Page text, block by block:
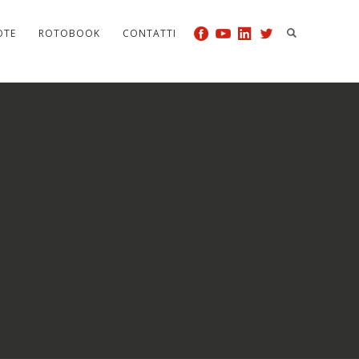
ROTOBOOK CONTATTI